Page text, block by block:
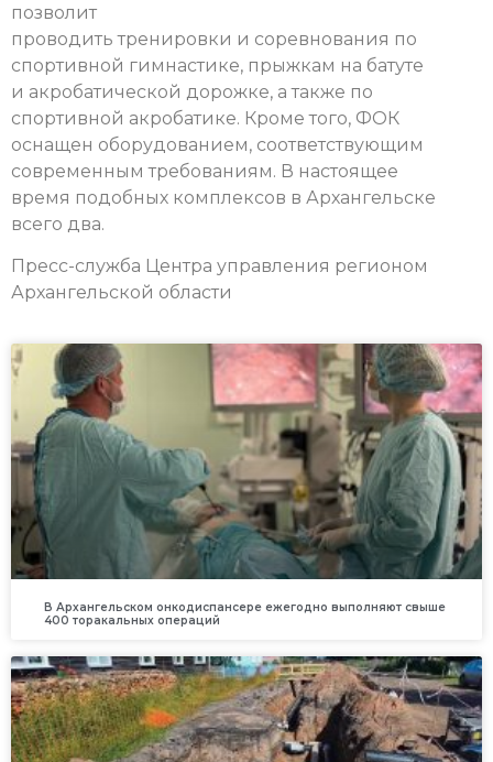
позволит
проводить тренировки и соревнования по
спортивной гимнастике, прыжкам на батуте
и акробатической дорожке, а также по
спортивной акробатике. Кроме того, ФОК
оснащен оборудованием, соответствующим
современным требованиям. В настоящее
время подобных комплексов в Архангельске
всего два.
Пресс-служба Центра управления регионом
Архангельской области
В Архангельском онкодиспансере ежегодно выполняют свыше
400 торакальных операций